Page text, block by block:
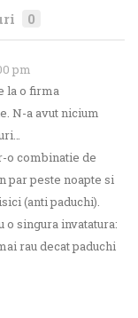
0
pm
la o firma
N-a avut nicium
o combinatie de
par peste noapte si
(anti paduchi).
o singura invatatura:
rau decat paduchi